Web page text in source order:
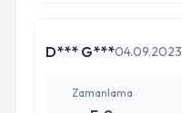
D*** G***04.09.2023
Zamanlama